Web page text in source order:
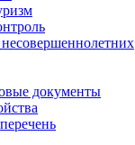
документы